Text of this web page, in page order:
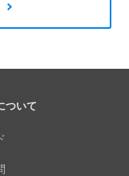
ついて